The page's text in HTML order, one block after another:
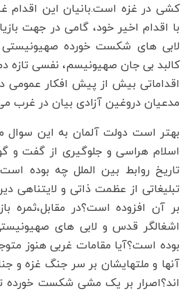
کشی در غزه است.بانیان این اقدام
با اقدام اخیر خود، گامی در جهت
لابی های شکست خورده
کالبد بی جان صهیونیسم، نفسی تازه
اقداماتی بیش از پیش افکار عمومی
مدعیان دروغین آزادی بیان در غرب
بهتر است دولت آلمان به این
اسلام هراسی و جلوگیری از گفت و
تاریخ روابط بین الملل چه بوده
تبلیغاتی از عظمت ذاتی و لایتناهی
بر آن افزوده است؟در مقابل،ثمره
اشغالگر قدس و لابی های
بوده است؟آیا مقامات غربی هنوز
آنها و ملتهایشان بر سر جنگ غزه و
اند؟اصرار بر یک مشی شکست خورده